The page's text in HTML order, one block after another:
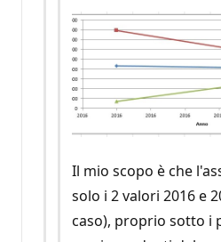
Il mio scopo è che
solo i 2 valori 2016 e
caso), proprio sotto i